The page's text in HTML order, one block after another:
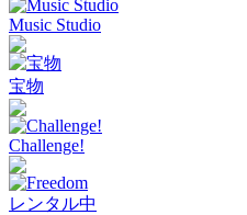
Music Studio
宝物
Challenge!
レンタル中